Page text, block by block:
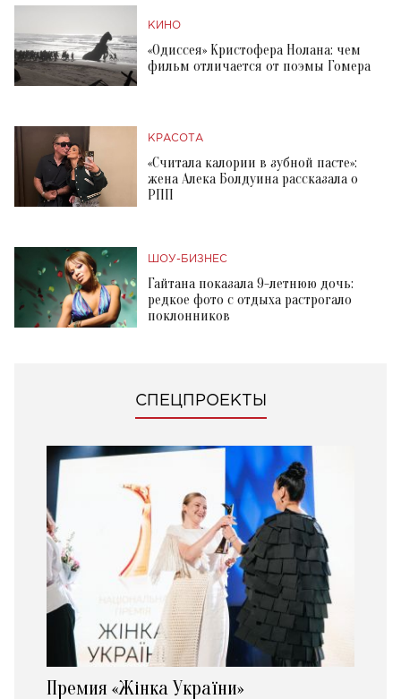
КИНО
«Одиссея» Кристофера Нолана: чем
фильм отличается от поэмы Гомера
КРАСОТА
«Считала калории в зубной пасте»:
жена Алека Болдуина рассказала о
РПП
ШОУ-БИЗНЕС
Гайтана показала 9-летнюю дочь:
редкое фото с отдыха растрогало
поклонников
СПЕЦПРОЕКТЫ
Премия «Жінка України»